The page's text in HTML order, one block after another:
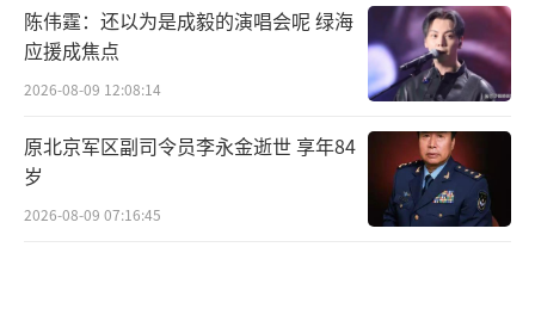
陈伟霆：还以为是成毅的演唱会呢 绿海
应援成焦点
2026-08-09 12:08:14
原北京军区副司令员李永金逝世 享年84
岁
2026-08-09 07:16:45